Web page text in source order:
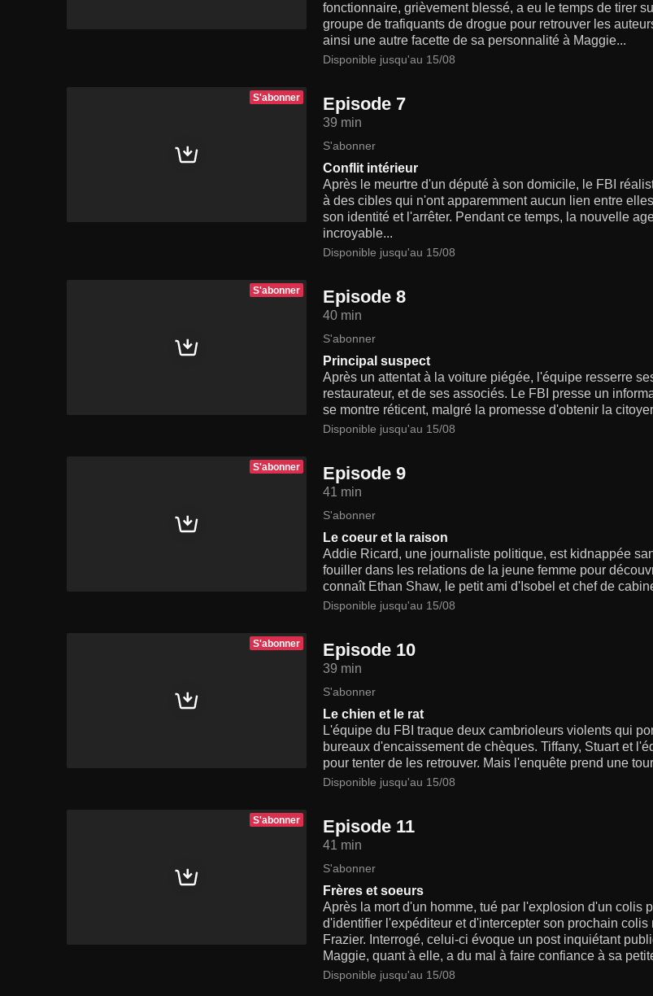
fonctionnaire, grièvement blessé, a eu le temps de tirer
groupe de trafiquants de drogue pour retrouver les
ainsi une autre facette de sa personnalité à Maggie...
Disponible jusqu'au 15/08
S'abonner Episode 7
39 min
S'abonner
Conflit intérieur
Après le meurtre d'un député à son domicile, le FBI
à des cibles qui n'ont apparemment aucun lien entre
son identité et l'arrêter. Pendant ce temps, la nouvelle
incroyable...
Disponible jusqu'au 15/08
S'abonner Episode 8
40 min
S'abonner
Principal suspect
Après un attentat à la voiture piégée, l'équipe resserre
restaurateur, et de ses associés. Le FBI presse un
se montre réticent, malgré la promesse d'obtenir la
Disponible jusqu'au 15/08
S'abonner Episode 9
41 min
S'abonner
Le coeur et la raison
Addie Ricard, une journaliste politique, est kidnappée
fouiller dans les relations de la jeune femme pour
connaît Ethan Shaw, le petit ami d'Isobel et chef de
Disponible jusqu'au 15/08
S'abonner Episode 10
39 min
S'abonner
Le chien et le rat
L'équipe du FBI traque deux cambrioleurs violents qui
bureaux d'encaissement de chèques. Tiffany, Stuart et
pour tenter de les retrouver. Mais l'enquête prend une
Disponible jusqu'au 15/08
S'abonner Episode 11
41 min
S'abonner
Frères et soeurs
Après la mort d'un homme, tué par l'explosion d'un colis
d'identifier l'expéditeur et d'intercepter son prochain
Frazier. Interrogé, celui-ci évoque un post inquiétant
Maggie, quant à elle, a du mal à faire confiance à sa
Disponible jusqu'au 15/08